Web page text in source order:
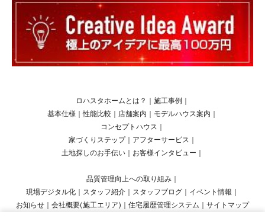
ロハスタホームとは？ 施工事例
基本仕様 ｜性能比較 店舗案内 モデルハウス案内
コンセプトハウス
家づくりステップ
アフターサービス
土地探しのお手伝い
お客様インタビュー
品質管理向上への取り組み
現場デジタル化
スタッフ紹介 スタッフブログ イベント情報
お知らせ
会社概要(施工エリア) 住宅履歴管理システム サイトマップ